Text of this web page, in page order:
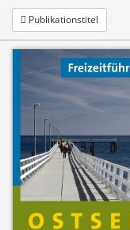
Publikationstitel